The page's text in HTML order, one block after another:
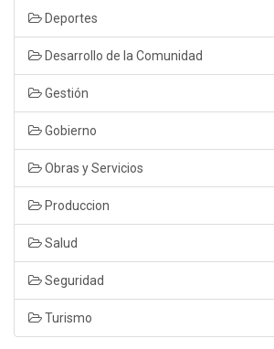
Deportes
Desarrollo de la Comunidad
Gestión
Gobierno
Obras y Servicios
Produccion
Salud
Seguridad
Turismo